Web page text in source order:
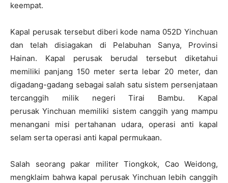
keempat.
Kapal perusak tersebut diberi kode nama 052D Yinchuan
dan telah disiagakan di Pelabuhan Sanya, Provinsi
Hainan. Kapal perusak berudal tersebut diketahui
memiliki panjang 150 meter serta lebar 20 meter, dan
digadang-gadang sebagai salah satu sistem persenjataan
tercanggih milik negeri Tirai Bambu. Kapal
perusak Yinchuan memiliki sistem canggih yang mampu
menangani misi pertahanan udara, operasi anti kapal
selam serta operasi anti kapal permukaan.
Salah seorang pakar militer Tiongkok, Cao Weidong,
mengklaim bahwa kapal perusak Yinchuan lebih canggih